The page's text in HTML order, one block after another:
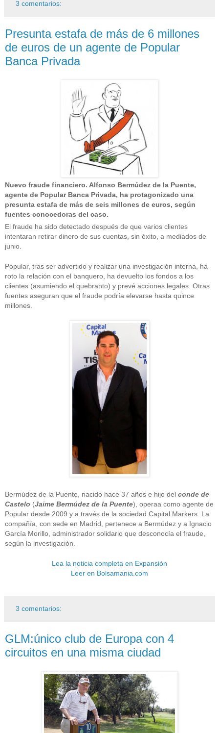
3 comentarios:
Presunta estafa de más de 6 millones
de euros de un agente de Popular
Banca Privada
Nuevo fraude financiero. Alfonso Bermúdez de la Puente,
agente de Popular Banca Privada, ha protagonizado una
presunta estafa de más de seis millones de euros, según
fuentes conocedoras del caso.
El fraude ha sido detectado después de que varios clientes
intentaran retirar dinero de sus cuentas, sin éxito, a mediados de
junio.
Popular, tras ser advertido y realizar una investigación interna, ha
roto la relación con el banquero, ha devuelto los fondos a los
clientes (asumiendo el quebranto) y prevé acciones legales. Otras
fuentes aseguran que el fraude podría elevarse hasta quince
millones.
Bermúdez de la Puente, nacido hace 37 años e hijo del conde de
Castelo (Jaime Bermúdez de la Puente), operaa como agente de
Popular desde 2009 y a través de la sociedad Capital Markers. La
compañía, con sede en Madrid, pertenece a Bermúdez y a Ignacio
García Morillo, administrador solidario que desconocía el fraude,
según la investigación.
Lea la noticia completa en Expansión
Leer en Bolsamania.com
3 comentarios:
GLM:único club de Europa con 4
circuitos en una misma ciudad